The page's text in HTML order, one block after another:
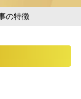
の特徴